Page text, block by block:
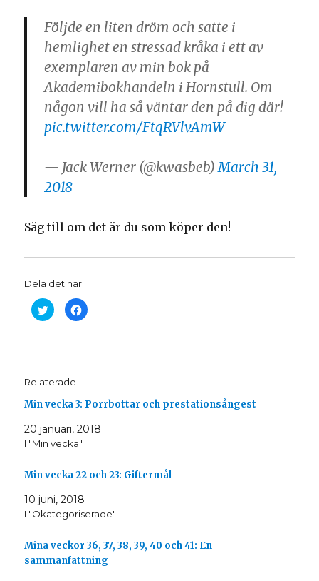
Följde en liten dröm och satte i
hemlighet en stressad kråka i ett av
exemplaren av min bok på
Akademibokhandeln i Hornstull. Om
någon vill ha så väntar den på dig där!
pic.twitter.com/FtqRVlvAmW
— Jack Werner (@kwasbeb)March 31,
2018
Säg till om det är du som köper den!
Dela det här:
K
l
f
a
t
d
l
a
p
w
i
t
e
r
p
n
a
K
l
f
t
d
l
a
a
c
b
o
o
Ö
p
p
n
Relaterade
Min vecka 3: Porrbottar och prestationsångest
20 januari, 2018
I "Min vecka"
Min vecka 22 och 23: Giftermål
10 juni, 2018
I "Okategoriserade"
Mina veckor 36, 37, 38, 39, 40 och 41: En
sammanfattning